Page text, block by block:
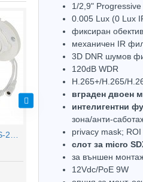
€175.56(343.36лв.)
1/2,9"
0.005 Lux (0 Lux
фиксиран
механичен IR
3D DNR шумов
120dB WDR
H.265+/H.265/
вграден двоен
интелигентни
зона/анти-
privacy mask;
слот за micro
за външен
12Vdc/PoE 9W